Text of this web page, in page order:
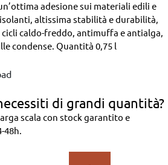
adesione sui materiali edili e
altissima stabilità e durabilità,
cicli caldo-freddo, antimuffa e antialga,
condense. Quantità 0,75 l
di grandi quantità?
scala con stock garantito e
48h.